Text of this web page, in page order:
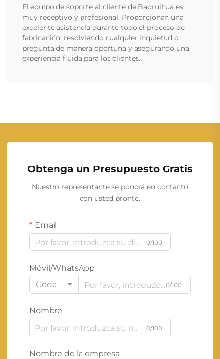
El equipo de soporte al cliente de Baoruihua es
muy receptivo y profesional. Proporcionan una
excelente asistencia durante todo el proceso de
fabricación, resolviendo cualquier inquietud o
pregunta de manera oportuna y asegurando una
experiencia fluida para los clientes.
Obtenga un Presupuesto Gratis
Nuestro representante se pondrá en contacto
con usted pronto.
Email
0/100
Móvil/WhatsApp
Code
0/100
Nombre
0/100
Nombre de la empresa